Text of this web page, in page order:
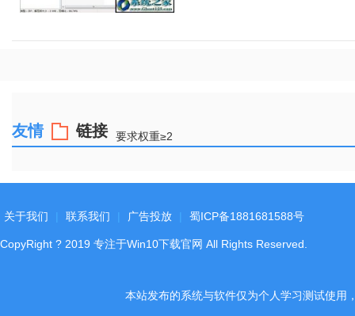
友情 链接 要求权重≥2
关于我们 联系我们 广告投放 蜀ICP备1881681588号
CopyRight ? 2019 专注于Win10下载官网 All Rights Reserved.
本站发布的系统与软件仅为个人学习测试使用